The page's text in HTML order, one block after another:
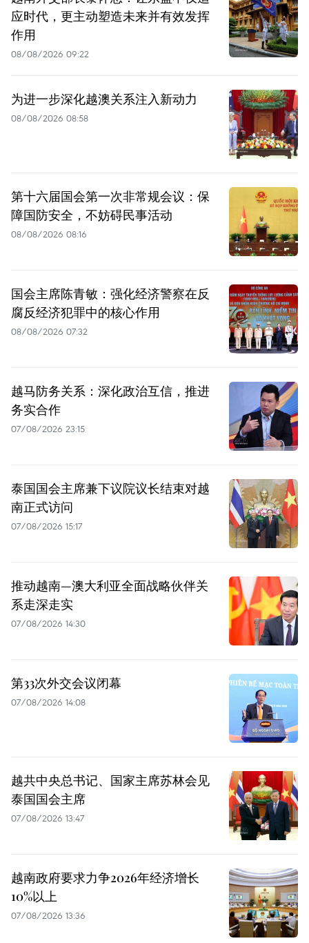
应时代，更主动塑造未来并有效发挥
作用
08/08/2026 09:22
为进一步深化越澳关系注入新动力
08/08/2026 08:58
第十六届国会第一次非常规会议：保
障国防安全，不妨碍民事活动
08/08/2026 08:16
国会主席陈青敏：强化经济警察在反
腐反经济犯罪中的核心作用
08/08/2026 07:32
越马防务关系：深化政治互信，推进
务实合作
07/08/2026 23:15
泰国国会主席兼下议院议长结束对越
南正式访问
07/08/2026 15:17
推动越南—澳大利亚全面战略伙伴关
系走深走实
07/08/2026 14:30
第33次外交会议闭幕
07/08/2026 14:08
越共中央总书记、国家主席苏林会见
泰国国会主席
07/08/2026 13:47
越南政府要求力争2026年经济增长
10%以上
07/08/2026 13:36